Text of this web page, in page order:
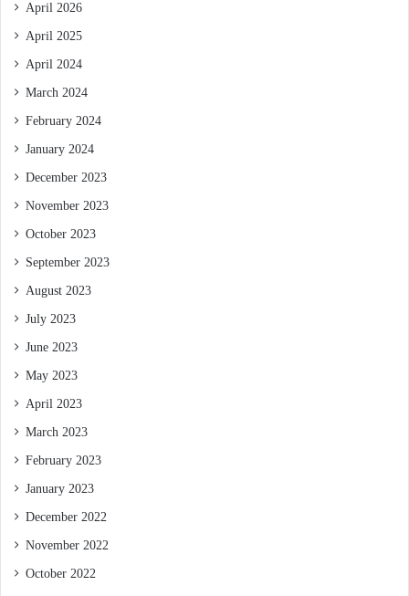
April 2026
April 2025
April 2024
March 2024
February 2024
January 2024
December 2023
November 2023
October 2023
September 2023
August 2023
July 2023
June 2023
May 2023
April 2023
March 2023
February 2023
January 2023
December 2022
November 2022
October 2022